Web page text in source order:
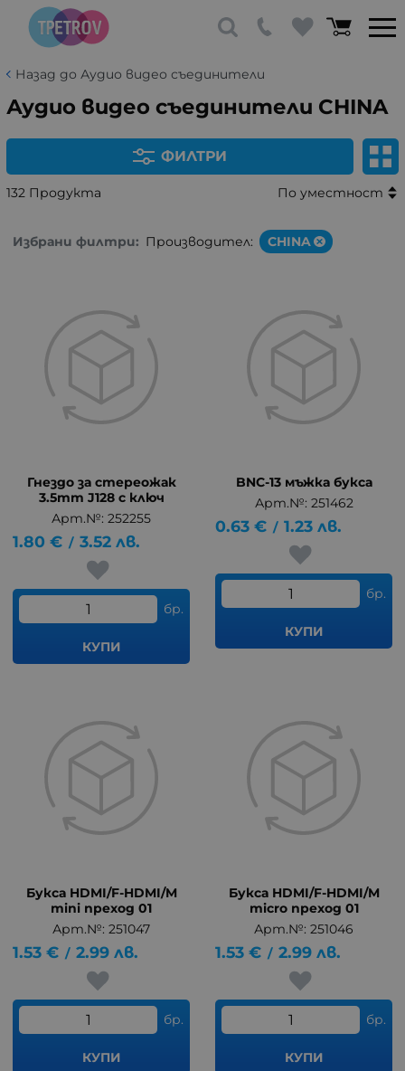
Назад до Аудио видео съединители
Аудио видео съединители CHINA
ФИЛТРИ
132 Продукта По уместност
Избрани филтри: Производител: CHINA
Гнездо за стереожак
3.5mm J128 с ключ
Арт.№: 252255
1.80 € / 3.52 лв.
бр.
КУПИ
BNC-13 мъжка букса
Арт.№: 251462
0.63 € / 1.23 лв.
бр.
КУПИ
Букса HDMI/F-HDMI/M
mini преход 01
Арт.№: 251047
1.53 € / 2.99 лв.
бр.
КУПИ
Букса HDMI/F-HDMI/M
micro преход 01
Арт.№: 251046
1.53 € / 2.99 лв.
бр.
КУПИ